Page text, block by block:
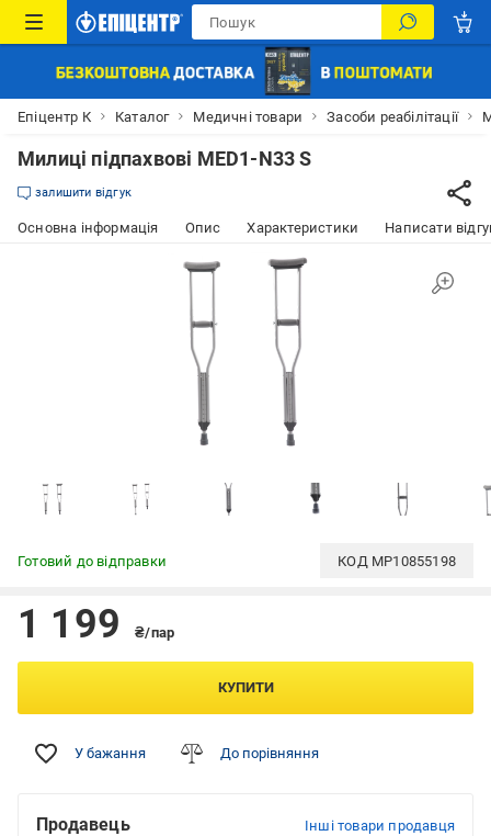
Епіцентр К Каталог Медичні товари Засоби реабілітації
Милиці підпахвові MED1-N33 S
залишити відгук
Основна інформація Опис Характеристики Написати
Готовий до відправки КОД MP10855198
1 199 ₴/пар
КУПИТИ
У бажання До порівняння
Продавець Інші товари продавця